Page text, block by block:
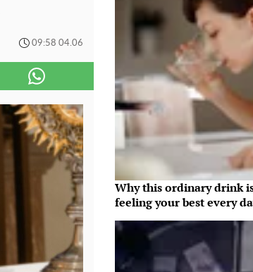
09:58 04.06
Why this ordinary drink
feeling your best every